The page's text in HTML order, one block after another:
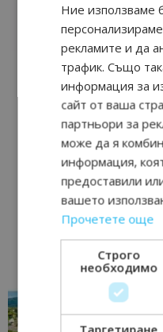
“Пощенска
Ние използваме
рекламите и да
трафик. Също
информация за
сайт от ваша
партньори за
може да я
информация,
предоставили
вашето
Прочетете още
Строго
необходимо